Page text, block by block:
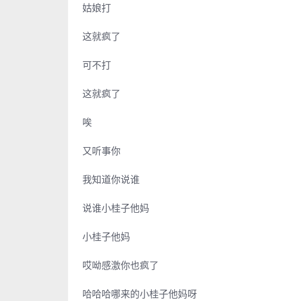
姑娘打
这就疯了
可不打
这就疯了
唉
又听事你
我知道你说谁
说谁小桂子他妈
小桂子他妈
哎呦感激你也疯了
哈哈哈哪来的小桂子他妈呀